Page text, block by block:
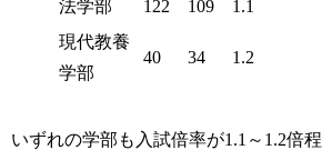
法学部
122 109
1.1
現代教養
学部
40 34 1.2
いずれの学部も入試倍率が1.1～1.2倍程